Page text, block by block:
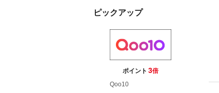
ピックアップ
ポイント 3倍
Qoo10